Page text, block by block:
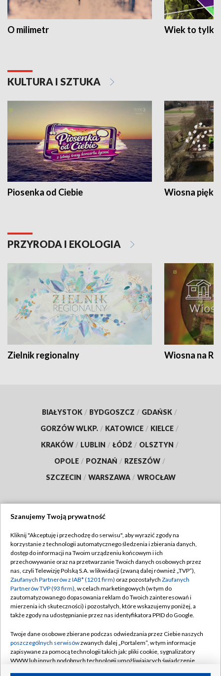
O milimetr Wiek to tylko
KULTURA I SZTUKA
Piosenka od Ciebie Wiosna
PRZYRODA I EKOLOGIA
Zielnik regionalny Wiosna na
BIAŁYSTOK / BYDGOSZCZ / GDAŃSK /
GORZÓW WLKP. / KATOWICE / KIELCE /
KRAKÓW / LUBLIN / ŁÓDŹ / OLSZTYN /
OPOLE / POZNAŃ / RZESZÓW /
SZCZECIN / WARSZAWA / WROCŁAW
TVP
Abonament TVP
Emisja w TVP
Centrum informacji TVP
Naziemna Telewizja Cyfrowa
Rada Programowa
System NOS
Informacje o nadawcy
Regulamin TVP
Polityka prywatności
Moje zgody
Pomoc
Kontakt
Szanujemy Twoją prywatność
Kliknij "Akceptuję i przechodzę do serwisu", aby wyrazić zgody na
korzystanie z technologii automatycznego śledzenia i zbierania danych,
dostęp do informacji na Twoim urządzeniu końcowym i ich
przechowywanie oraz na przetwarzanie Twoich danych osobowych przez
nas, czyli Telewizję Polską S.A. w likwidacji (zwaną dalej również „TVP”),
Zaufanych Partnerów z IAB* (1201 firm) oraz pozostałych Zaufanych
Partnerów TVP (93 firm), w celach marketingowych (w tym do
zautomatyzowanego dopasowania reklam do Twoich zainteresowań i
mierzenia ich skuteczności) i pozostałych, które wskazujemy poniżej, a
także zgody na udostępnianie przez nas identyfikatora PPID do Google.
Twoje dane osobowe zbierane podczas odwiedzania przez Ciebie naszych
poszczególnych serwisówzwanych dalej „Portalem”, w tym informacje
zapisywane za pomocą technologii takich jak: pliki cookie, sygnalizatory
WWW lub innych podobnych technologii umożliwiających świadczenie